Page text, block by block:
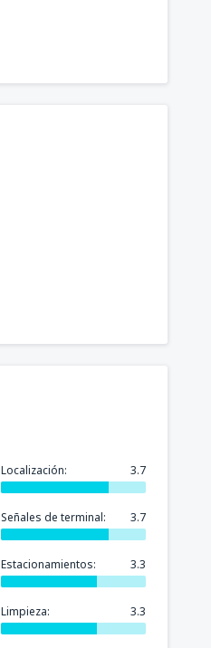
Localización: 3.7
Señales de terminal: 3.7
Estacionamientos: 3.3
Limpieza: 3.3